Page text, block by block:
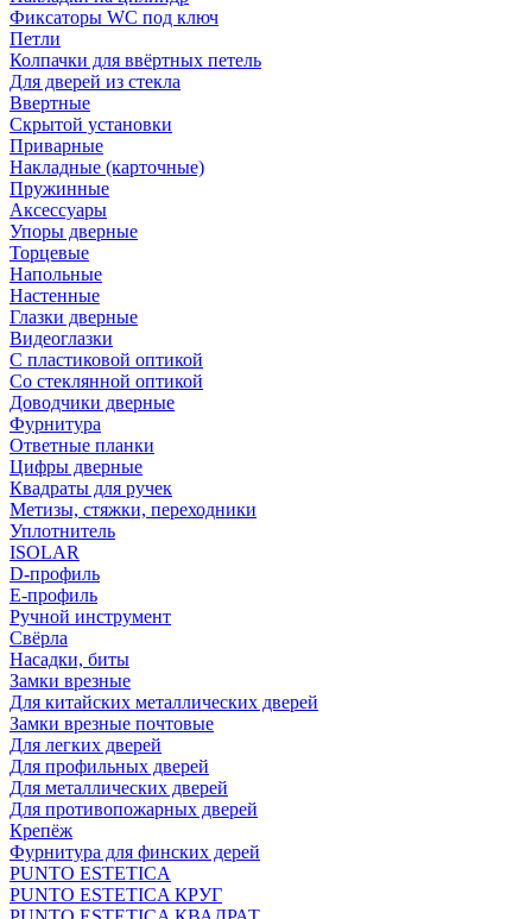
Фиксаторы WC под ключ
Петли
Колпачки для ввёртных петель
Для дверей из стекла
Ввертные
Скрытой установки
Приварные
Накладные (карточные)
Пружинные
Аксессуары
Упоры дверные
Торцевые
Напольные
Настенные
Глазки дверные
Видеоглазки
С пластиковой оптикой
Со стеклянной оптикой
Доводчики дверные
Фурнитура
Ответные планки
Цифры дверные
Квадраты для ручек
Метизы, стяжки, переходники
Уплотнитель
ISOLAR
D-профиль
Е-профиль
Ручной инструмент
Свёрла
Насадки, биты
Замки врезные
Для китайских металлических дверей
Замки врезные почтовые
Для легких дверей
Для профильных дверей
Для металлических дверей
Для противопожарных дверей
Крепёж
Фурнитура для финских дерей
PUNTO ESTETICA
PUNTO ESTETICA КРУГ